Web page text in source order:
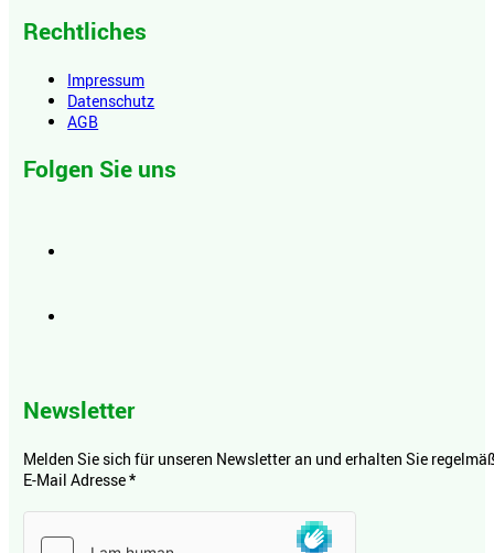
Rechtliches
Impressum
Datenschutz
AGB
Folgen Sie uns
Newsletter
Melden Sie sich für unseren Newsletter an und erhalten Sie
E-Mail Adresse*